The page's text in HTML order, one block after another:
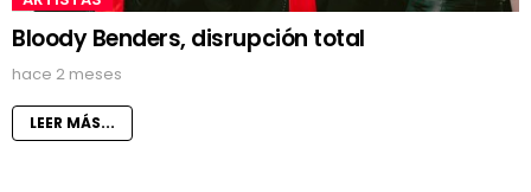
Bloody Benders, disrupción total
hace 2 meses
LEER MÁS...